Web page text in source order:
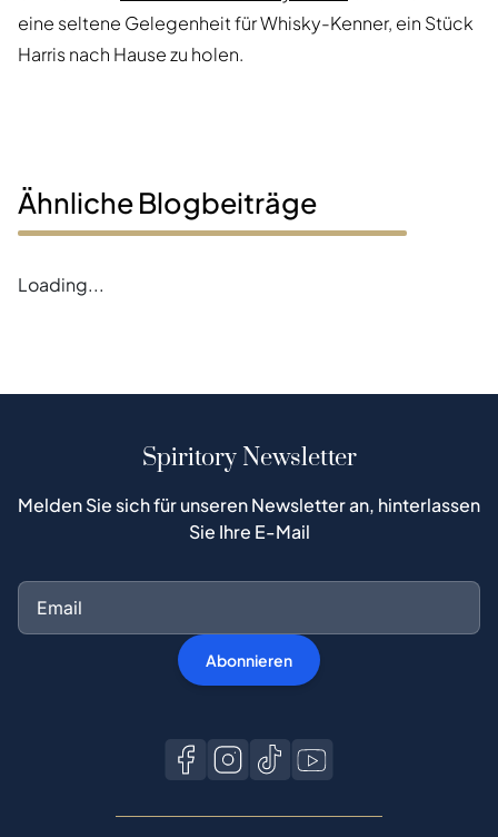
eine seltene Gelegenheit für Whisky-Kenner, ein Stück
Harris nach Hause zu holen.
Ähnliche Blogbeiträge
Loading...
Spiritory Newsletter
Melden Sie sich für unseren Newsletter an, hinterlassen
Sie Ihre E-Mail
Abonnieren